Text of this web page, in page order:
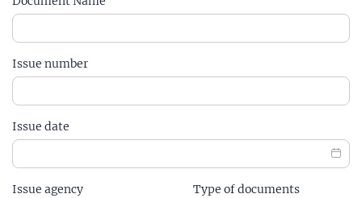
Issue number
Issue date
Issue agency Type of documents